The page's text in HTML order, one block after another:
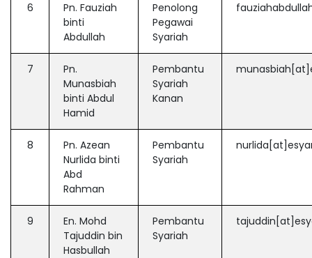
6
Pn. Fauziah
binti
Abdullah
Penolong
Pegawai
Syariah
7
Pn.
Munasbiah
binti Abdul
Hamid
Pembantu
Syariah
Kanan
8
Pn. Azean
Nurlida binti
Abd
Rahman
Pembantu
Syariah
9
En. Mohd
Tajuddin bin
Hasbullah
Pembantu
Syariah